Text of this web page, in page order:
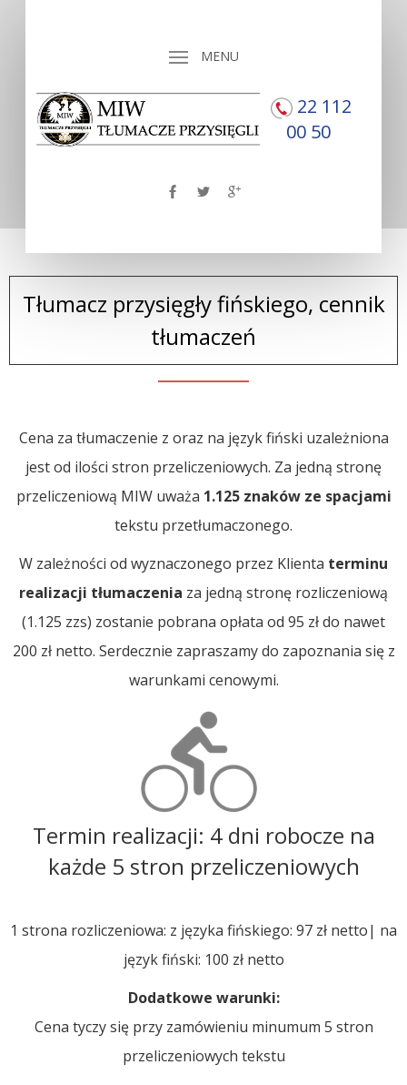
MENU
22 112
00 50
Tłumacz przysięgły fińskiego, cennik
tłumaczeń
Cena za tłumaczenie z oraz na język fiński uzależniona
jest od ilości stron przeliczeniowych. Za jedną stronę
przeliczeniową MIW uważa 1.125 znaków ze spacjami
tekstu przetłumaczonego.
W zależności od wyznaczonego przez Klienta terminu
realizacji tłumaczenia za jedną stronę rozliczeniową
(1.125 zzs) zostanie pobrana opłata od 95 zł do nawet
200 zł netto. Serdecznie zapraszamy do zapoznania się z
warunkami cenowymi.
Termin realizacji: 4 dni robocze na
każde 5 stron przeliczeniowych
1 strona rozliczeniowa: z języka fińskiego: 97 zł netto| na
język fiński: 100 zł netto
Dodatkowe warunki:
Cena tyczy się przy zamówieniu minumum 5 stron
przeliczeniowych tekstu